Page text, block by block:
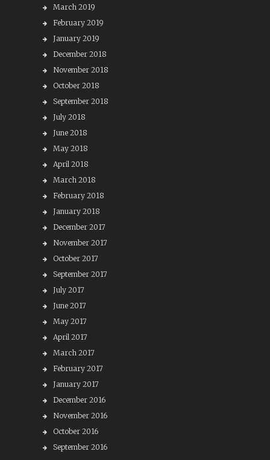
March 2019
February 2019
January 2019
December 2018
November 2018
October 2018
September 2018
July 2018
June 2018
May 2018
April 2018
March 2018
February 2018
January 2018
December 2017
November 2017
October 2017
September 2017
July 2017
June 2017
May 2017
April 2017
March 2017
February 2017
January 2017
December 2016
November 2016
October 2016
September 2016